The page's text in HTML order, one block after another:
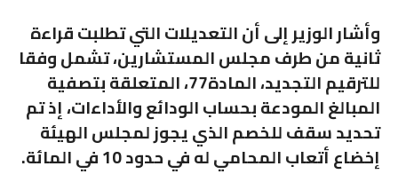
وأشار الوزير إلى أن التعديلات التي تطلبت قراءة
ثانية من طرف مجلس المستشارين، تشمل وفقا
للترقيم التجديد، المادة77، المتعلقة بتصفية
المبالغ المودعة بحساب الودائع والأداءات، إذ تم
تحديد سقف للخصم الذي يجوز لمجلس الهيئة
إخضاع أتعاب المحامي له في حدود 10 في المائة.